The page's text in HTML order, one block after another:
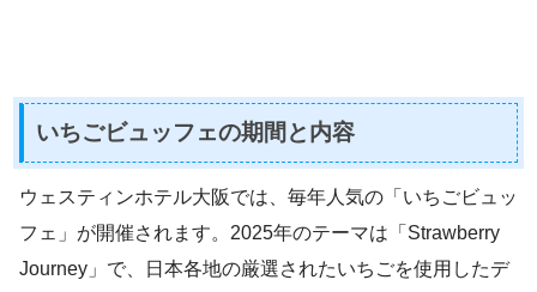
いちごビュッフェの期間と内容
ウェスティンホテル大阪では、毎年人気の「いちごビュッ
フェ」が開催されます。2025年のテーマは「Strawberry
Journey」で、日本各地の厳選されたいちごを使用したデ